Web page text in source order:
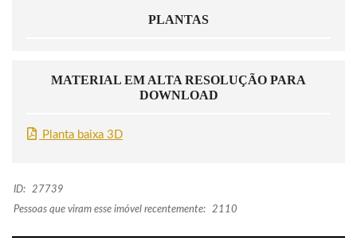
PLANTAS
MATERIAL EM ALTA RESOLUÇÃO PARA
DOWNLOAD
Planta baixa 3D
ID:
27739
Pessoas que viram esse imóvel recentemente:
2110